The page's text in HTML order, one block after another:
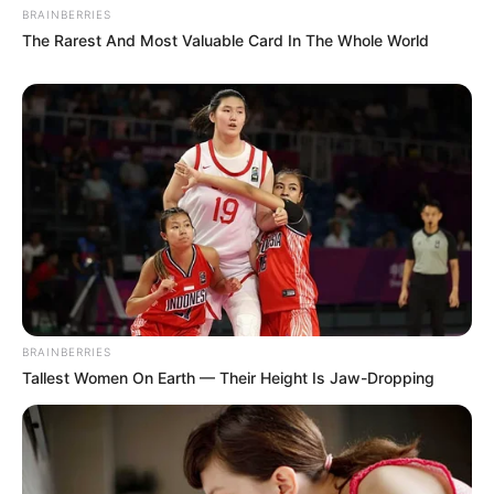
Ο δρόμος καλύφθηκε από ξύλα και νερά κάνοντας
δύσκολη την πρόσβαση των οχημάτων
Χιόνια στα ορεινά της Εύβοιας
Χιόνια στην Εύβοια: Φωτογραφία από την Δίρφη και την
BRAINBERRIES
The Rarest And Most Valuable Card In The Whole World
BRAINBERRIES
Tallest Women On Earth — Their Height Is Jaw-Dropping